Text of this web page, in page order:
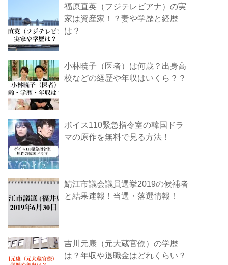
福原直英（フジテレビアナ）の実
家は資産家！？妻や学歴と経歴
は？
小林暁子（医者）は何歳？出身高
校などの経歴や年収はいくら？？
ボイス110緊急指令室の韓国ドラ
マの原作を無料で見る方法！
鯖江市議会議員選挙2019の候補者
と結果速報！当選・落選情報！
吉川元康（元大蔵官僚）の学歴
は？年収や退職金はどれくらい？